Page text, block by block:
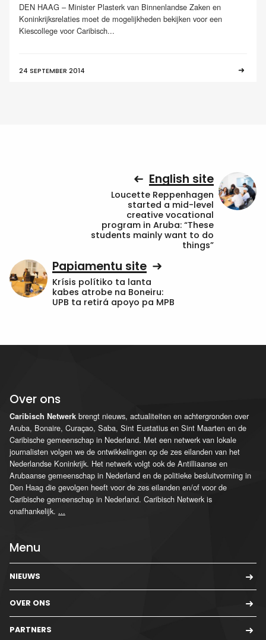
DEN HAAG – Minister Plasterk van Binnenlandse Zaken en
Koninkrijksrelaties moet de mogelijkheden bekijken voor een
Kiescollege voor Caribisch...
24 SEPTEMBER 2014
English site
Loucette Reppenhagen
started a mid-level
creative vocational
program in Aruba: “These
students mainly want to do
things”
Papiamentu site
Krísis polítiko ta lanta
kabes atrobe na Boneiru:
UPB ta retirá apoyo pa MPB
Over ons
Caribisch Netwerk brengt nieuws, actualiteiten en achtergronden over
Aruba, Bonaire, Curaçao, Saba, Sint Eustatius en Sint Maarten en de
Caribische gemeenschap in Nederland. Met een netwerk van lokale
journalisten volgen we de ontwikkelingen op de zes eilanden van het
Nederlandse Koninkrijk. Het netwerk volgt ook de Antilliaanse en
Arubaanse gemeenschap in Nederland en de politieke besluitvorming in
Den Haag die gevolgen heeft voor de zes eilanden en/of voor de
Caribische gemeenschap in Nederland. Caribisch Netwerk is
onafhankelijk. ...
Menu
NIEUWS
OVER ONS
PARTNERS